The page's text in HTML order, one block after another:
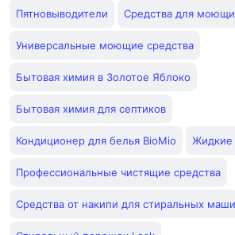
Пятновыводители Средства для
Универсальные моющие средства
Бытовая химия в Золотое Яблоко
Бытовая химия для септиков
Кондиционер для белья BioMio Жидкие
Профессиональные чистящие средства
Средства от накипи для стиральных